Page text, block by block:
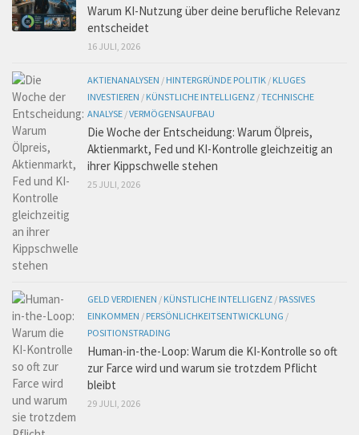
Warum KI-Nutzung über deine berufliche Relevanz
entscheidet
16 JULI, 2026
AKTIENANALYSEN / HINTERGRÜNDE POLITIK / KLUGES
INVESTIEREN / KÜNSTLICHE INTELLIGENZ /TECHNISCHE
ANALYSE /VERMÖGENSAUFBAU
Die Woche der Entscheidung: Warum Ölpreis,
Aktienmarkt, Fed und KI-Kontrolle gleichzeitig an
ihrer Kippschwelle stehen
25 JULI, 2026
GELD VERDIENEN / KÜNSTLICHE INTELLIGENZ / PASSIVES
EINKOMMEN / PERSÖNLICHKEITSENTWICKLUNG /
POSITIONSTRADING
Human-in-the-Loop: Warum die KI-Kontrolle so oft
zur Farce wird und warum sie trotzdem Pflicht
bleibt
29 JULI, 2026